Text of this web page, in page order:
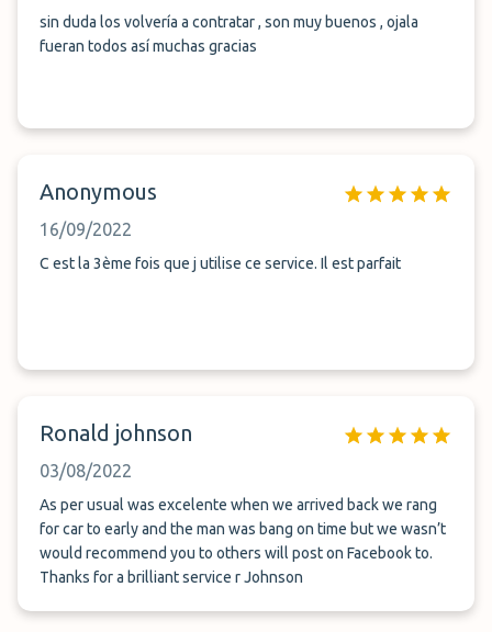
sin duda los volvería a contratar , son muy buenos , ojala
fueran todos así muchas gracias
Anonymous
16/09/2022
C est la 3ème fois que j utilise ce service. Il est parfait
Ronald johnson
03/08/2022
As per usual was excelente when we arrived back we rang
for car to early and the man was bang on time but we wasn’t
would recommend you to others will post on Facebook to.
Thanks for a brilliant service r Johnson